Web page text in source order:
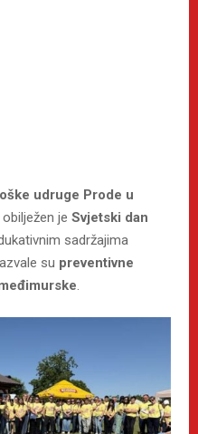
udruge Prode u
obilježen je Svjetski dan
sadržajima
su preventivne
.